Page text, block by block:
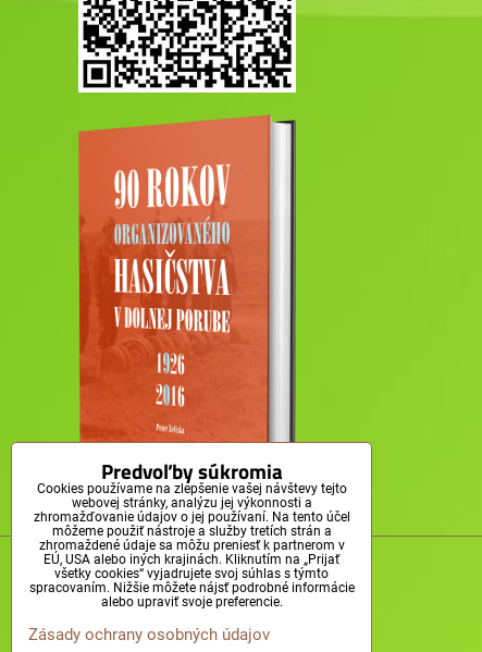
© Obec Dolná Poruba, 2011-2025
Predvoľby súkromia
Cookies používame na zlepšenie vašej návštevy tejto
webovej stránky, analýzu jej výkonnosti a
zhromažďovanie údajov o jej používaní. Na tento účel
môžeme použiť nástroje a služby tretích strán a
zhromaždené údaje sa môžu preniesť k partnerom v
EÚ, USA alebo iných krajinách. Kliknutím na „Prijať
všetky cookies“ vyjadrujete svoj súhlas s týmto
spracovaním. Nižšie môžete nájsť podrobné informácie
alebo upraviť svoje preferencie.
Zásady ochrany osobných údajov